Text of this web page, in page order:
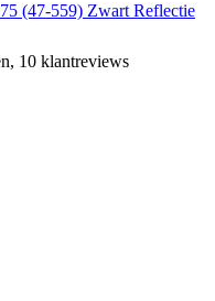
(47-559) Zwart Reflectie
10 klantreviews